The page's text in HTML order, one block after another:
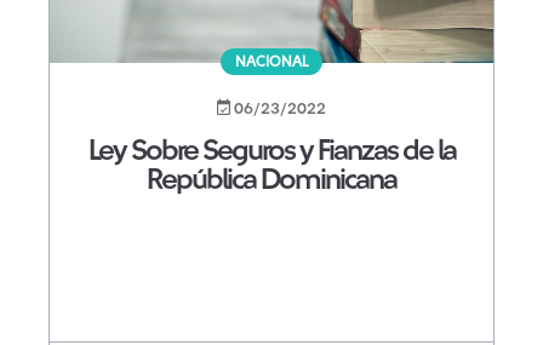
NACIONAL
06/23/2022
Ley Sobre Seguros y Fianzas de la
República Dominicana